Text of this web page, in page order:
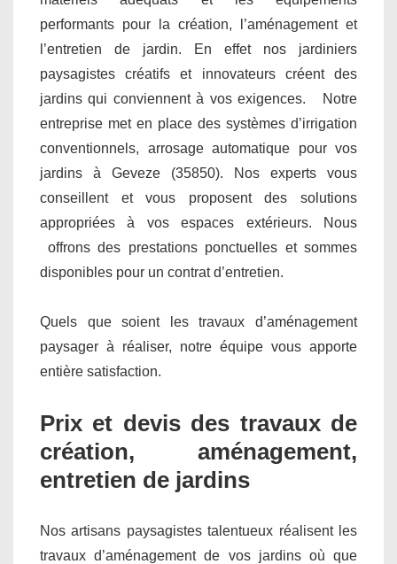
performants pour la création, l’aménagement et
l’entretien de jardin. En effet nos jardiniers
paysagistes créatifs et innovateurs créent des
jardins qui conviennent à vos exigences. Notre
entreprise met en place des systèmes d’irrigation
conventionnels, arrosage automatique pour vos
jardins à Geveze (35850). Nos experts vous
conseillent et vous proposent des solutions
appropriées à vos espaces extérieurs. Nous
offrons des prestations ponctuelles et sommes
disponibles pour un contrat d’entretien.
Quels que soient les travaux d’aménagement
paysager à réaliser, notre équipe vous apporte
entière satisfaction.
Prix et devis des travaux de
création, aménagement,
entretien de jardins
Nos artisans paysagistes talentueux réalisent les
travaux d’aménagement de vos jardins où que